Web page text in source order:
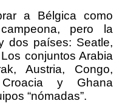
a Bélgica como
pero la
dos países: Seatle,
conjuntos Arabia
Austria, Congo,
Croacia y Ghana
“nómadas”.